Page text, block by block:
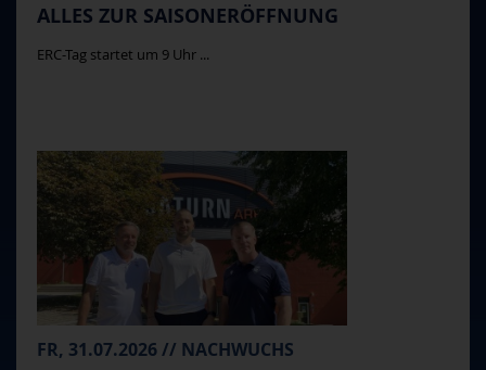
ALLES ZUR SAISONERÖFFNUNG
ERC-Tag startet um 9 Uhr ...
FR, 31.07.2026 // NACHWUCHS